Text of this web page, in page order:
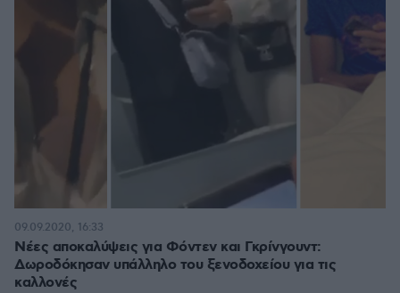
Νέες αποκαλύψεις για Φόντεν και Γκρίνγουντ:
Δωροδόκησαν υπάλληλο του ξενοδοχείου για τις
καλλονές
09.09.2020, 16:33